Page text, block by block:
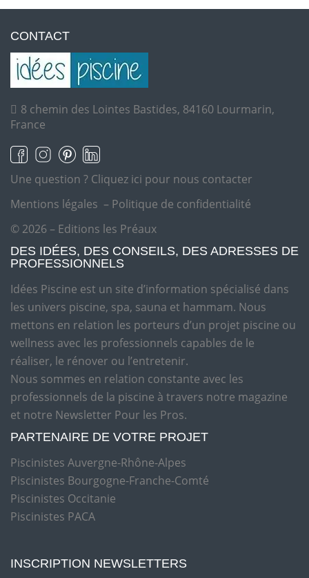
CONTACT
8 chemin des Lointes Bastides, 84160 Lourmarin,
France
Une question ? Cliquez ici pour nous contacter
Mentions légales – Politique de confidentialité
© 2026 – Editions les Préaux
DES IDÉES, DES CONSEILS, DES ADRESSES DE
PROFESSIONNELS
Idées Piscine est un site d’information spécialisé dans
les univers piscine, spa, sauna et hammam. Nous
mettons en relation les porteurs d’un projet piscine ou
wellness avec les professionnels capables de le
réaliser, le rénover ou l’entretenir.
Nous sommes en relation constante avec les
professionnels de la piscine à travers notre magazine
et notre Newsletter Pour les Pros.
PARTENAIRE DE VOTRE PROJET
Piscinistes Auvergne-Rhône-Alpes
Piscinistes Bourgogne-Franche-Comté
Piscinistes Occitanie
Piscinistes PACA
INSCRIPTION NEWSLETTERS